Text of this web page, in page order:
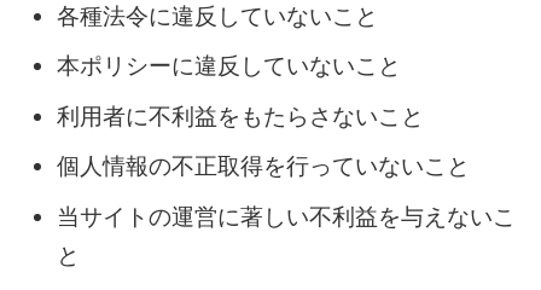
各種法令に違反していないこと
本ポリシーに違反していないこと
利用者に不利益をもたらさないこと
個人情報の不正取得を行っていないこと
当サイトの運営に著しい不利益を与えないこ
と